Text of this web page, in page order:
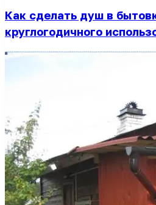
Как сделать душ в
круглогодичного